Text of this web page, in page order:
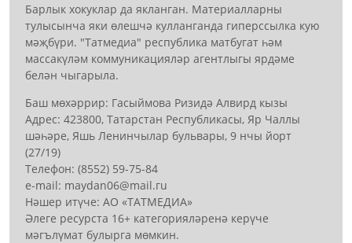
Барлык хокуклар да якланган. Материалларны
тулысынча яки өлешчә кулланганда гиперссылка кую
мәҗбүри. "Татмедиа" республика матбугат һәм
массакүләм коммуникацияләр агентлыгы ярдәме
белән чыгарыла.
Баш мөхәррир: Гасыймова Ризидә Алвирд кызы
Адрес: 423800, Татарстан Республикасы, Яр Чаллы
шәһәре, Яшь Ленинчылар бульвары, 9 нчы йорт
(27/19)
Телефон: (8552) 59-75-84
е-mail: mауdаn06@mail.гu
Нәшер итүче: АО «ТАТМЕДИА»
Әлеге ресурста 16+ категорияләренә керүче
мәгълүмат булырга мөмкин.